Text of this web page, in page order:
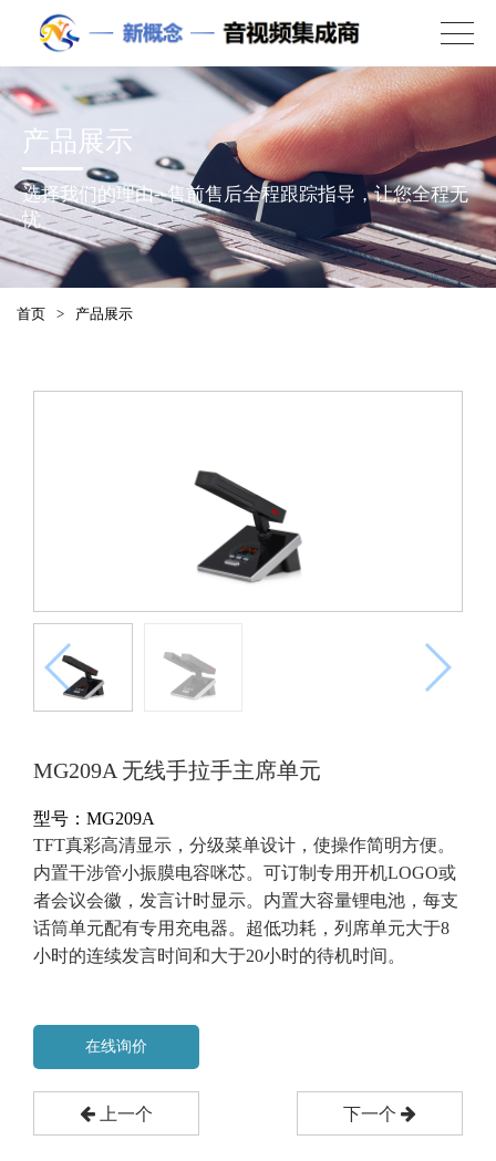
产品展示
选择我们的理由--售前售后全程跟踪指导，让您全程无
忧
首页 > 产品展示
MG209A 无线手拉手主席单元
型号：MG209A
TFT真彩高清显示，分级菜单设计，使操作简明方便。
内置干涉管小振膜电容咪芯。可订制专用开机LOGO或
者会议会徽，发言计时显示。内置大容量锂电池，每支
话筒单元配有专用充电器。超低功耗，列席单元大于8
小时的连续发言时间和大于20小时的待机时间。
在线询价
上一个 下一个